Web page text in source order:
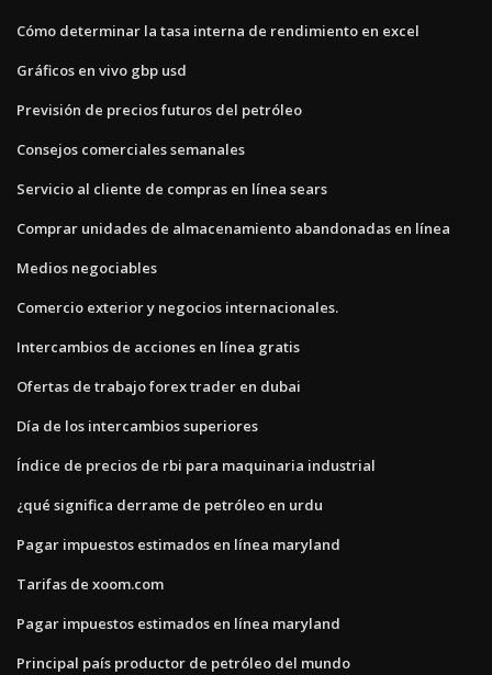
Cómo determinar la tasa interna de rendimiento en excel
Gráficos en vivo gbp usd
Previsión de precios futuros del petróleo
Consejos comerciales semanales
Servicio al cliente de compras en línea sears
Comprar unidades de almacenamiento abandonadas en línea
Medios negociables
Comercio exterior y negocios internacionales.
Intercambios de acciones en línea gratis
Ofertas de trabajo forex trader en dubai
Día de los intercambios superiores
Índice de precios de rbi para maquinaria industrial
¿qué significa derrame de petróleo en urdu
Pagar impuestos estimados en línea maryland
Tarifas de xoom.com
Pagar impuestos estimados en línea maryland
Principal país productor de petróleo del mundo